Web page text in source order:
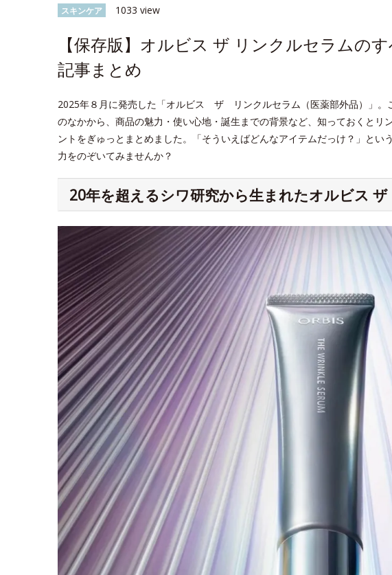
スキンケア 1033 view
【保存版】オルビス ザ リンクルセラムの
記事まとめ
2025年８月に発売した「オルビス ザ リンクルセラム（医薬部外品）」。
のなかから、商品の魅力・使い心地・誕生までの背景など、知っておくとリ
ントをぎゅっとまとめました。「そういえばどんなアイテムだっけ？」とい
力をのぞいてみませんか？
20年を超えるシワ研究から生まれたオルビス